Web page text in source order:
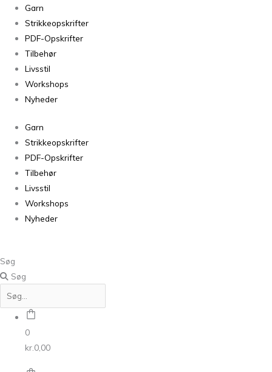
Garn
Strikkeopskrifter
PDF-Opskrifter
Tilbehør
Livsstil
Workshops
Nyheder
Garn
Strikkeopskrifter
PDF-Opskrifter
Tilbehør
Livsstil
Workshops
Nyheder
Søg
Søg
0
kr. 0,00